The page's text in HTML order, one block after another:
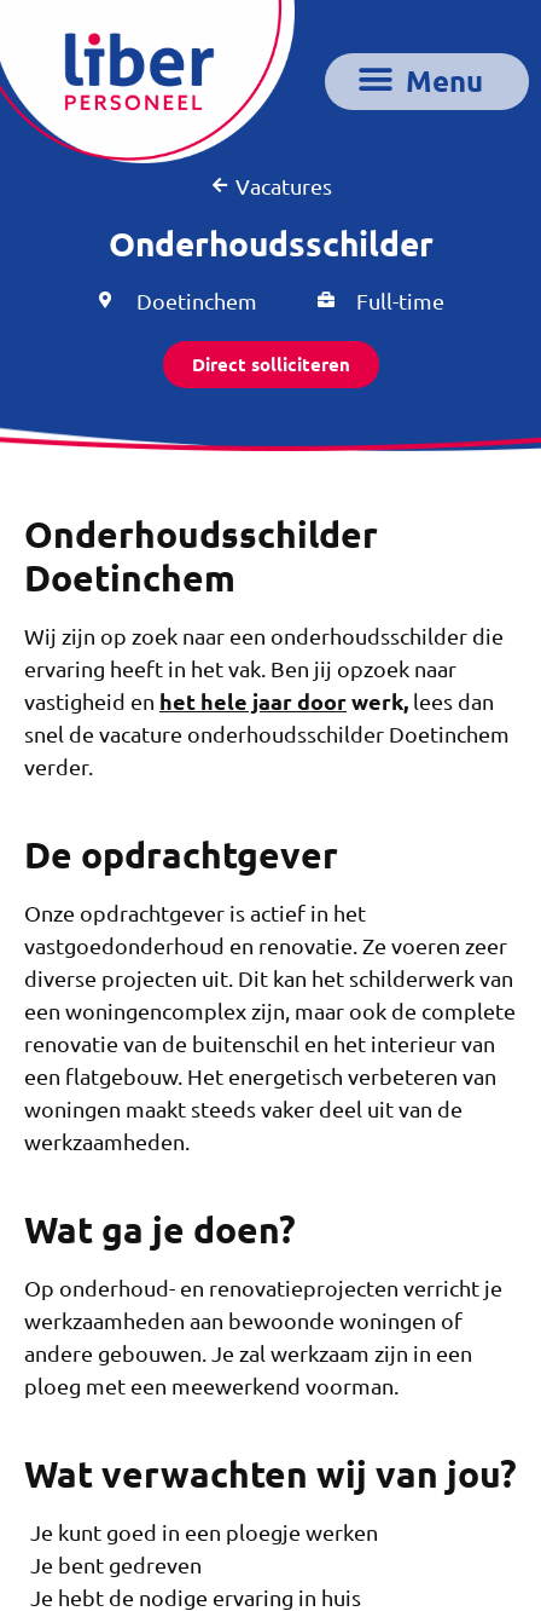
Vacatures
Onderhoudsschilder
Doetinchem Full-time
Direct solliciteren
Onderhoudsschilder
Doetinchem
Wij zijn op zoek naar een onderhoudsschilder die
ervaring heeft in het vak. Ben jij opzoek naar
vastigheid en het hele jaar doorwerk, lees dan
snel de vacature onderhoudsschilder Doetinchem
verder.
De opdrachtgever
Onze opdrachtgever is actief in het
vastgoedonderhoud en renovatie. Ze voeren zeer
diverse projecten uit. Dit kan het schilderwerk van
een woningencomplex zijn, maar ook de complete
renovatie van de buitenschil en het interieur van
een flatgebouw. Het energetisch verbeteren van
woningen maakt steeds vaker deel uit van de
werkzaamheden.
Wat ga je doen?
Op onderhoud- en renovatieprojecten verricht je
werkzaamheden aan bewoonde woningen of
andere gebouwen. Je zal werkzaam zijn in een
ploeg met een meewerkend voorman.
Wat verwachten wij van jou?
Je kunt goed in een ploegje werken
Je bent gedreven
Je hebt de nodige ervaring in huis